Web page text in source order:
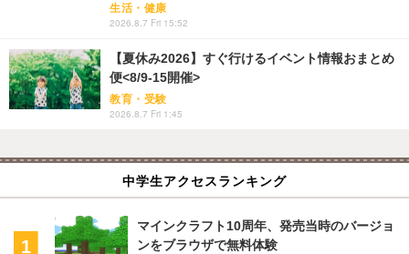
生活・健康
2026.8.7 Fri 15:52
【夏休み2026】すぐ行けるイベント情報おまとめ
便<8/9-15開催>
教育・受験
2026.8.7 Fri 1:45
中学生アクセスランキング
マインクラフト10周年、発売当時のバージョ
ンをブラウザで無料体験